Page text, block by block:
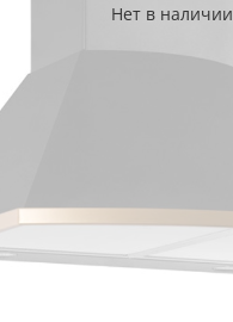
Нет в наличии